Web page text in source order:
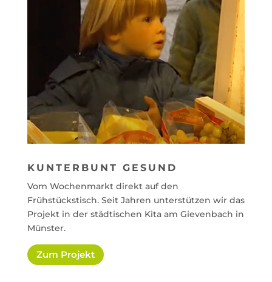
KUNTERBUNT GESUND
Vom Wochenmarkt direkt auf den
Frühstückstisch. Seit Jahren unterstützen wir das
Projekt in der städtischen Kita am Gievenbach in
Münster.
Zum Projekt